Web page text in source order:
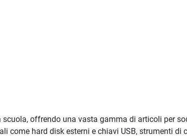
offrendo una vasta gamma di articoli per
come hard disk esterni e chiavi USB, strumenti di